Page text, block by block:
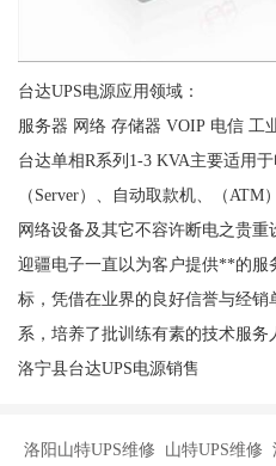
台达UPS电源应用领域：
服务器 网络 存储器 VOIP 电信 工
台达单相R系列1-3 KVA主要适用
（Server）、自动取款机、（
网络设备及其它不容许断电之贵重
迎疆电子一直以为客户提供**的服
标，凭借在业界的良好信誉与经
系，培养了批训练有素的技术服务
洛宁县台达UPS电源销售
洛阳山特UPS维修 山特UPS维修